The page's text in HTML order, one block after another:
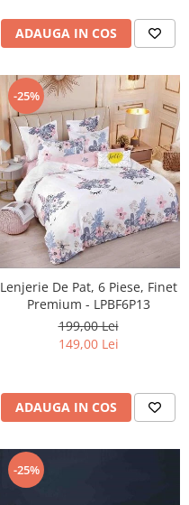
ADAUGA IN COS
-25%
Lenjerie De Pat, 6 Piese, Finet
Premium - LPBF6P13
199,00 Lei
149,00 Lei
ADAUGA IN COS
-25%